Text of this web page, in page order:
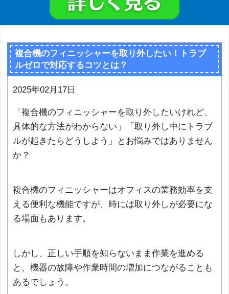
複合機のフィニッシャーを取り外したい！トラブ
ルゼロで対応するコツとは？
2025年02月17日
「複合機のフィニッシャーを取り外したいけれど、
具体的な方法がわからない」「取り外し中にトラブ
ルが起きたらどうしよう」とお悩みではありません
か？
複合機のフィニッシャーはオフィスの業務効率を支
える便利な機能ですが、時には取り外しが必要にな
る場面もあります。
しかし、正しい手順を知らないまま作業を進める
と、機器の故障や作業時間の増加につながることも
あるでしょう。